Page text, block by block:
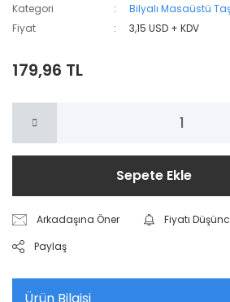
Kategori
Bilyalı Masaüstü
Fiyat
3,15 USD + KDV
179,96 TL
Sepete Ekle
Arkadaşına Öner
Fiyatı
Paylaş
Ürün Bilgisi